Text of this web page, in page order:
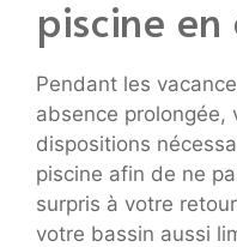
piscine en
Pendant les
absence prolongée,
dispositions
piscine afin de ne
surpris à votre
votre bassin aussi